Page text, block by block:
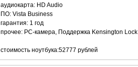
аудиокарта: HD Audio
ПО: Vista Business
гарантия: 1 год
прочее: PC-камера, Поддержка Kensington Lock
стоимость ноутбука:52777 рублей